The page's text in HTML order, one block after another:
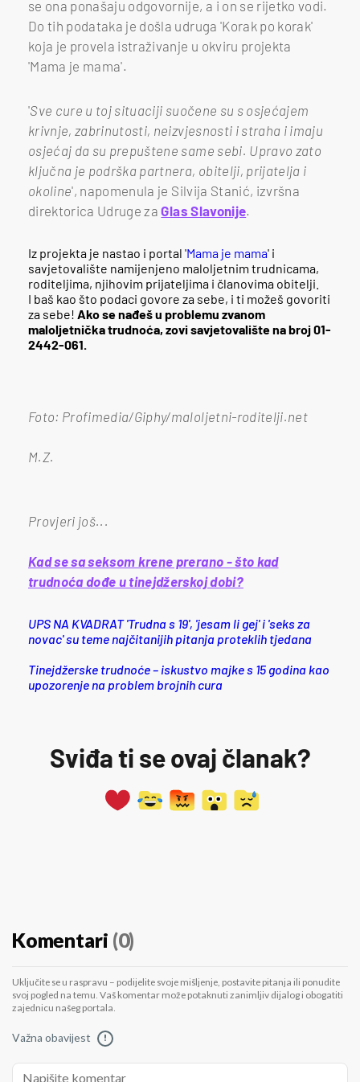
se ona ponašaju odgovornije, a i on se rijetko vodi.
Do tih podataka je došla udruga 'Korak po korak'
koja je provela istraživanje u okviru projekta
'Mama je mama'.
'Sve cure u toj situaciji suočene su s osjećajem
krivnje, zabrinutosti, neizvjesnosti i straha i imaju
osjećaj da su prepuštene same sebi. Upravo zato
ključna je podrška partnera, obitelji, prijatelja i
okoline', napomenula je Silvija Stanić, izvršna
direktorica Udruge zaGlas Slavonije.
Iz projekta je nastao i portal 'Mama je mama' i
savjetovalište namijenjeno maloljetnim trudnicama,
roditeljima, njihovim prijateljima i članovima obitelji.
I baš kao što podaci govore za sebe, i ti možeš govoriti
za sebe! Ako se nađeš u problemu zvanom
maloljetnička trudnoća, zovi savjetovalište na broj 01-
2442-061.
Foto: Profimedia/Giphy/maloljetni-roditelji.net
M.Z.
Provjeri još...
Kad se sa seksom krene prerano - što kad
trudnoća dođe u tinejdžerskoj dobi?
UPS NA KVADRAT 'Trudna s 19', 'jesam li gej' i 'seks za
novac' su teme najčitanijih pitanja proteklih tjedana
Tinejdžerske trudnoće – iskustvo majke s 15 godina kao
upozorenje na problem brojnih cura
Sviđa ti se ovaj članak?
Komentari (0)
Uključite se u raspravu – podijelite svoje mišljenje, postavite pitanja ili ponudite
svoj pogled na temu. Vaš komentar može potaknuti zanimljiv dijalog i obogatiti
zajednicu našeg portala.
Važna obavijest !